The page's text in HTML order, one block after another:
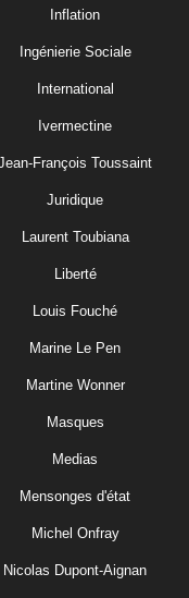
Inflation
Ingénierie Sociale
International
Ivermectine
François Toussaint
Juridique
Laurent Toubiana
Liberté
Louis Fouché
Marine Le Pen
Martine Wonner
Masques
Medias
Mensonges d'état
Michel Onfray
Nicolas Dupont-Aignan